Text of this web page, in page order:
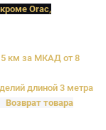
Orac,
км за МКАД от 8
длиной 3 метра
Возврат товара